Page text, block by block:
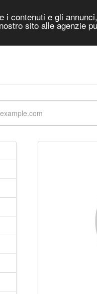
i contenuti e gli
sito alle agenzie